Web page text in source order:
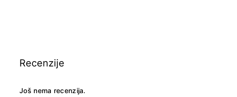
Recenzije
Još nema recenzija.